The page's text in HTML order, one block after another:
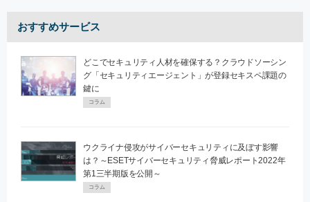
おすすめサービス
どこでセキュリティ人材を確保する？クラウドソーシン
グ「セキュリティエージェント」が登録セキスペ課題の
鍵に
コラム
ウクライナ侵攻がサイバーセキュリティに及ぼす影響
は？～ESETサイバーセキュリティ脅威レポート2022年
第1三半期版を公開～
コラム